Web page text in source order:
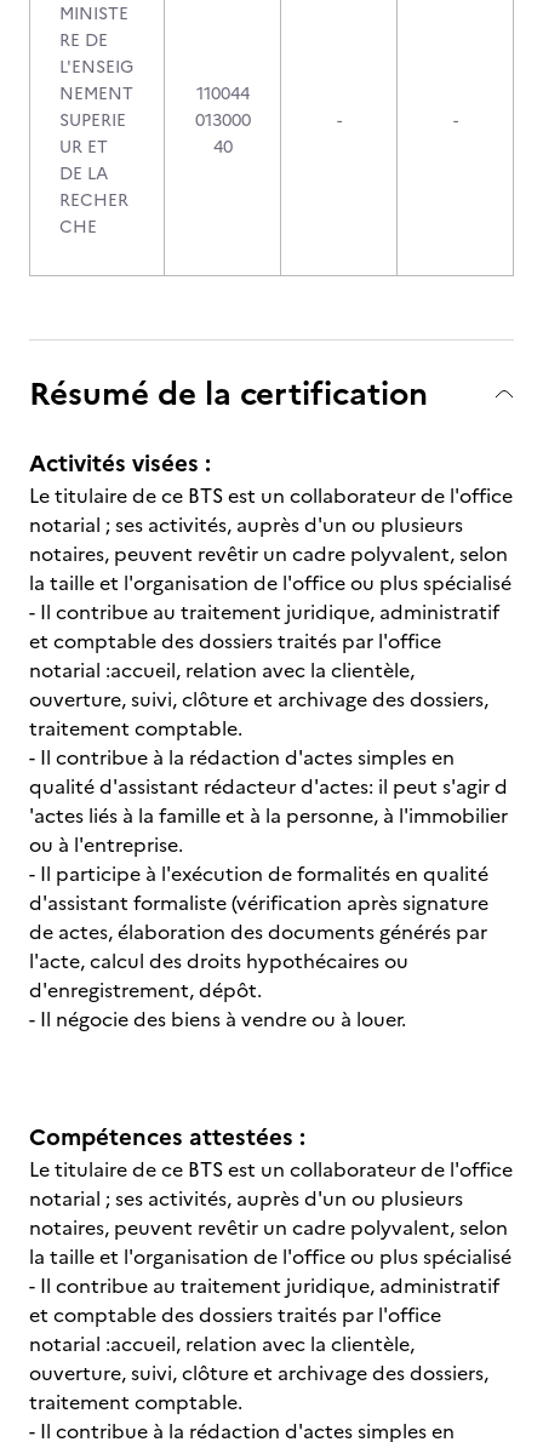
MINISTE
RE DE
L'ENSEIG
NEMENT
SUPERIE
UR ET
DE LA
RECHER
CHE
110044
013000
40
- -
Résumé de la certification
Activités visées :
Le titulaire de ce BTS est un collaborateur de l'office
notarial ; ses activités, auprès d'un ou plusieurs
notaires, peuvent revêtir un cadre polyvalent, selon
la taille et l'organisation de l'office ou plus spécialisé
- Il contribue au traitement juridique, administratif
et comptable des dossiers traités par l'office
notarial :accueil, relation avec la clientèle,
ouverture, suivi, clôture et archivage des dossiers,
traitement comptable.
- Il contribue à la rédaction d'actes simples en
qualité d'assistant rédacteur d'actes: il peut s'agir d
'actes liés à la famille et à la personne, à l'immobilier
ou à l'entreprise.
- Il participe à l'exécution de formalités en qualité
d'assistant formaliste (vérification après signature
de actes, élaboration des documents générés par
l'acte, calcul des droits hypothécaires ou
d'enregistrement, dépôt.
- Il négocie des biens à vendre ou à louer.
Compétences attestées :
Le titulaire de ce BTS est un collaborateur de l'office
notarial ; ses activités, auprès d'un ou plusieurs
notaires, peuvent revêtir un cadre polyvalent, selon
la taille et l'organisation de l'office ou plus spécialisé
- Il contribue au traitement juridique, administratif
et comptable des dossiers traités par l'office
notarial :accueil, relation avec la clientèle,
ouverture, suivi, clôture et archivage des dossiers,
traitement comptable.
- Il contribue à la rédaction d'actes simples en